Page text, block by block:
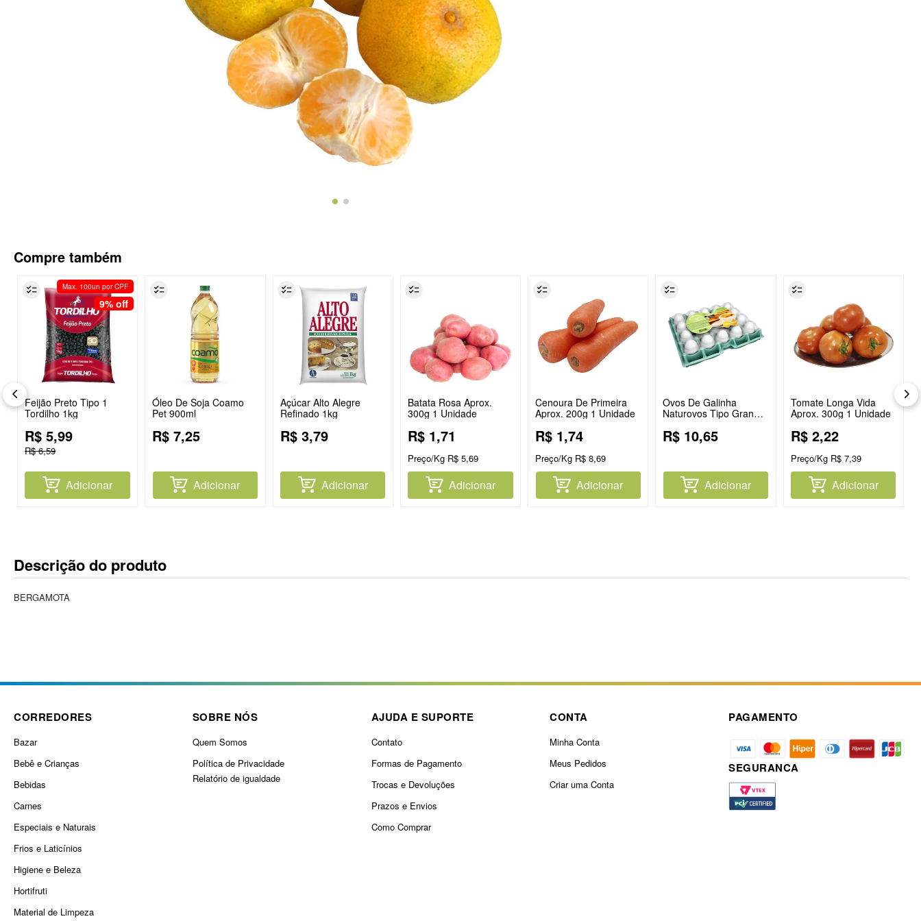
Compre também
Max. 100un por CPF
9% off
Feijão Preto Tipo 1
Tordilho 1kg
R$ 5,99
R$ 6,59
Adicionar
Óleo De Soja Coamo
Pet 900ml
R$ 7,25
Adicionar
Açúcar Alto Alegre
Refinado 1kg
R$ 3,79
Adicionar
Batata Rosa Aprox.
300g 1 Unidade
R$ 1,71
Preço/Kg R$ 5,69
Adicionar
Cenoura De Primeira
Aprox. 200g 1 Unidade
R$ 1,74
Preço/Kg R$ 8,69
Adicionar
Ovos De Galinha
Naturovos Tipo Grande
Unidades
R$ 10,65
Adicionar
Tomate Longa Vida
Aprox. 300g 1 Unidade
R$ 2,22
Preço/Kg R$ 7,39
Adicionar
Descrição do produto
BERGAMOTA
CORREDORES
Bazar
Bebê e Crianças
Bebidas
Carnes
Especiais e Naturais
Frios e Laticínios
Higiene e Beleza
Hortifruti
Material de Limpeza
SOBRE NÓS
Quem Somos
Política de Privacidade
Relatório de igualdade
AJUDA E SUPORTE
Contato
Formas de Pagamento
Trocas e Devoluções
Prazos e Envios
Como Comprar
CONTA
Minha Conta
Meus Pedidos
Criar uma Conta
PAGAMENTO
SEGURANCA